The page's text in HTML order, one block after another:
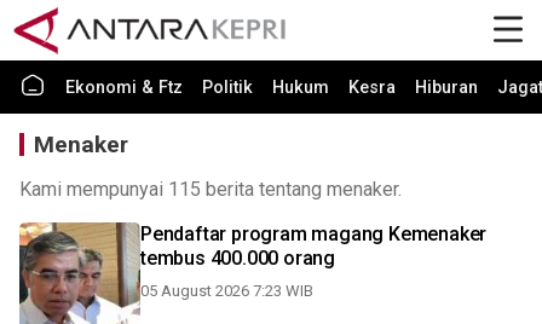
Ekonomi & Ftz Politik Hukum Kesra Hiburan Jagat
Menaker
Kami mempunyai 115 berita tentang menaker.
Pendaftar program magang Kemenaker
tembus 400.000 orang
05 August 2026 7:23 WIB